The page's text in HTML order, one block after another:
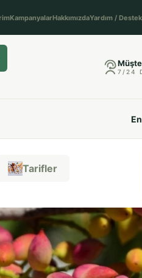
KampanyalarHakkımızdaYardım / Destek
7/24
Tarifler